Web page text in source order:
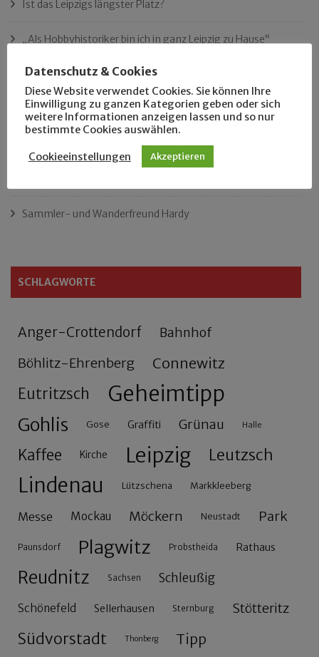
Ist das Leipzigs längster Platz?
„Als Hobbyhistoriker bin ich in ganz Leipzig zu Hause“
Das neue Eutritzsch-Buch
Der Leipziger Schmiedetag von 1904
Rennfahrer in Schönefeld und Zschocher
Sammler- und Wanderfreund Hardy
SCHLAGWORTE
Anger-Crottendorf Bahnhof
Böhlitz-Ehrenberg Connewitz
Eutritzsch Geheimtipp
Gohlis Gose Graffiti Grünau Halle
Kaffee Kirche Leipzig Leutzsch
Lindenau Lützschena Markkleeberg
Messe Mockau Möckern Neustadt Park
Paunsdorf Plagwitz Probstheida Rathaus
Reudnitz Sachsen Schleußig
Schönefeld Sellerhausen Sternburg Stötteritz
Südvorstadt Thonberg Tipp
Datenschutz & Cookies
Diese Website verwendet Cookies. Sie können Ihre
Einwilligung zu ganzen Kategorien geben oder sich
weitere Informationen anzeigen lassen und so nur
bestimmte Cookies auswählen.
Cookieeinstellungen Akzeptieren